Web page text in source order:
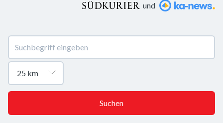
und
Suchen